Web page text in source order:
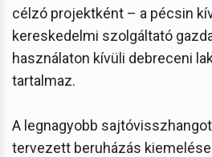
célzó projektként – a pécsin
kereskedelmi szolgáltató
használaton kívüli debreceni
tartalmaz.
A legnagyobb
tervezett beruházás kiemelése